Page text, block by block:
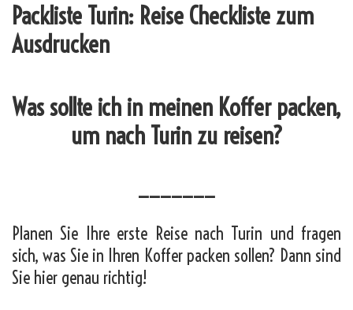
Packliste Turin: Reise Checkliste zum
Ausdrucken
Was sollte ich in meinen Koffer packen,
um nach Turin zu reisen?
Planen Sie Ihre erste Reise nach Turin und fragen
sich, was Sie in Ihren Koffer packen sollen? Dann sind
Sie hier genau richtig!